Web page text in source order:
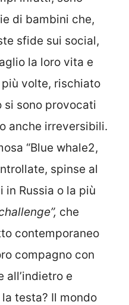
di bambini che,
sfide sui social,
la loro vita e
volte, rischiato
si sono provocati
anche irreversibili.
“Blue whale2,
spinse al
Russia o la più
che
contemporaneo
compagno con
all’indietro e
testa? Il mondo